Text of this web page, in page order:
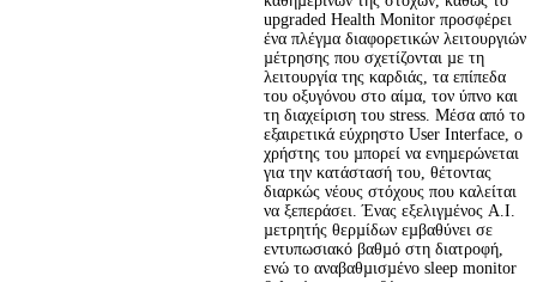
upgraded Health Monitor προσφέρει
ένα πλέγµα διαφορετικών λειτουργιών
µέτρησης που σχετίζονται µε τη
λειτουργία της καρδιάς, τα επίπεδα
του οξυγόνου στο αίµα, τον ύπνο και
τη διαχείριση του stress. Μέσα από το
εξαιρετικά εύχρηστο User Interface, ο
χρήστης του µπορεί να ενηµερώνεται
για την κατάστασή του, θέτοντας
διαρκώς νέους στόχους που καλείται
να ξεπεράσει. Ένας εξελιγµένος A.I.
µετρητής θερµίδων εµβαθύνει σε
εντυπωσιακό βαθµό στη διατροφή,
ενώ το αναβαθµισµένο sleep monitor